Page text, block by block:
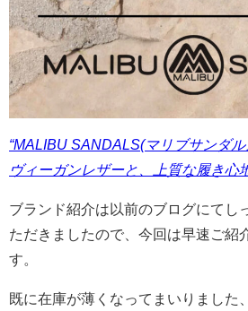
“MALIBU SANDALS(マリブサンダ
ヴィーガンレザーと、上質な履き心
ブランド紹介は以前のブログにてし
ただきましたので、今回は早速ご紹
す。
既に在庫が薄くなってまいりました